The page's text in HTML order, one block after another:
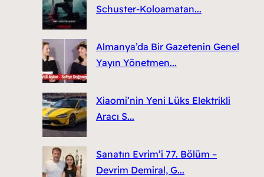
Schuster-Koloamatan...
Almanya’da Bir Gazetenin Genel
Yayın Yönetmen...
Xiaomi’nin Yeni Lüks Elektrikli
Aracı S...
Sanatın Evrim’i 77. Bölüm –
Devrim Demiral, G...